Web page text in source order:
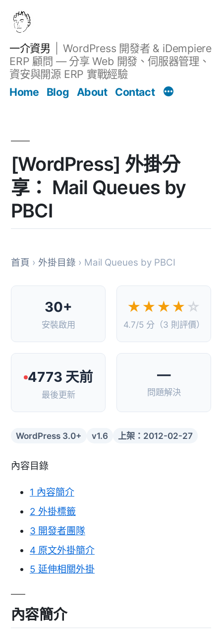
一介資男
WordPress 開發者 & iDempiere
ERP 顧問 — 分享 Web 開發、伺服器管理、
資安與開源 ERP 實戰經驗
Home
Blog About Contact
[WordPress] 外掛分
享： Mail Queues by
PBCI
首頁 › 外掛目錄 › Mail Queues by PBCI
30+
安裝啟用
★★★★ ☆
4.7/5 分（3 則評價）
4773 天前
最後更新
—
問題解決
WordPress 3.0+ v1.6 上架：2012-02-27
內容目錄
1 內容簡介
2 外掛標籤
3 開發者團隊
4 原文外掛簡介
5 延伸相關外掛
內容簡介
文章